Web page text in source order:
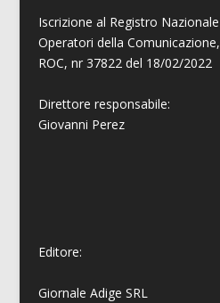
Iscrizione al Registro Nazionale
Operatori della Comunicazione,
ROC, nr 37822 del 18/02/2022
Direttore responsabile:
Giovanni Perez
Editore:
Giornale Adige SRL